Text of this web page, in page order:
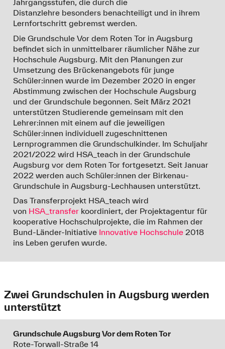
Jahrgangsstufen, die durch die
Distanzlehre besonders benachteiligt und in ihrem
Lernfortschritt gebremst werden.
Die Grundschule Vor dem Roten Tor in Augsburg
befindet sich in unmittelbarer räumlicher Nähe zur
Hochschule Augsburg. Mit den Planungen zur
Umsetzung des Brückenangebots für junge
Schüler:innen wurde im Dezember 2020 in enger
Abstimmung zwischen der Hochschule Augsburg
und der Grundschule begonnen. Seit März 2021
unterstützen Studierende gemeinsam mit den
Lehrer:innen mit einem auf die jeweiligen
Schüler:innen individuell zugeschnittenen
Lernprogrammen die Grundschulkinder. Im Schuljahr
2021/2022 wird HSA_teach in der Grundschule
Augsburg vor dem Roten Tor fortgesetzt. Seit Januar
2022 werden auch Schüler:innen der Birkenau-
Grundschule in Augsburg-Lechhausen unterstützt.
Das Transferprojekt HSA_teach wird
von HSA_transfer koordiniert, der Projektagentur für
kooperative Hochschulprojekte, die im Rahmen der
Bund-Länder-Initiative Innovative Hochschule 2018
ins Leben gerufen wurde.
Zwei Grundschulen in Augsburg werden
unterstützt
Grundschule Augsburg Vor dem Roten Tor
Rote-Torwall-Straße 14